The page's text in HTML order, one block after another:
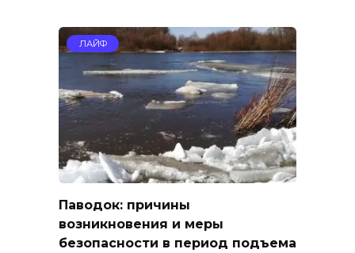
ЛАЙФ
Паводок: причины
возникновения и меры
безопасности в период подъема